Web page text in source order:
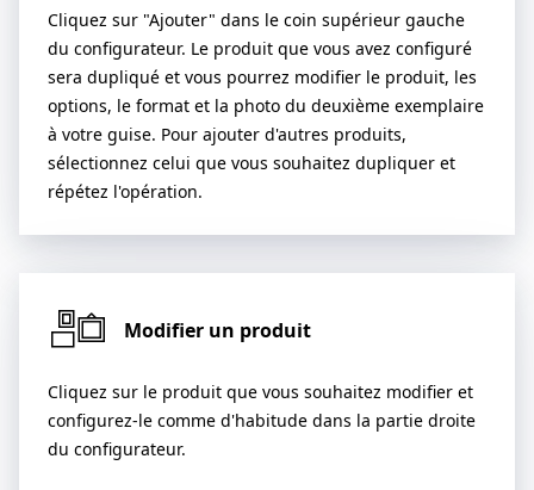
Cliquez sur "Ajouter" dans le coin supérieur gauche
du configurateur. Le produit que vous avez configuré
sera dupliqué et vous pourrez modifier le produit, les
options, le format et la photo du deuxième exemplaire
à votre guise. Pour ajouter d'autres produits,
sélectionnez celui que vous souhaitez dupliquer et
répétez l'opération.
Modifier un produit
Cliquez sur le produit que vous souhaitez modifier et
configurez-le comme d'habitude dans la partie droite
du configurateur.